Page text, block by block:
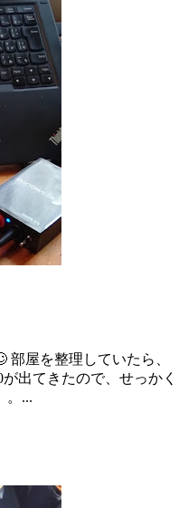
部屋を整理していたら、
出てきたので、せっかく
。...